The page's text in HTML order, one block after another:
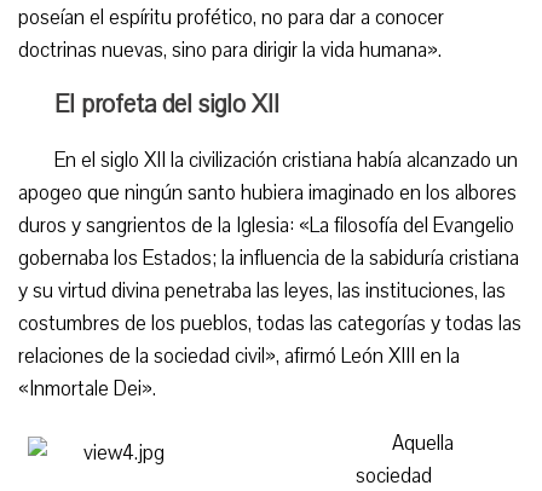
poseían el espíritu profético, no para dar a conocer
doctrinas nuevas, sino para dirigir la vida humana».
El profeta del siglo XII
En el siglo XII la civilización cristiana había alcanzado un
apogeo que ningún santo hubiera imaginado en los albores
duros y sangrientos de la Iglesia: «La filosofía del Evangelio
gobernaba los Estados; la influencia de la sabiduría cristiana
y su virtud divina penetraba las leyes, las instituciones, las
costumbres de los pueblos, todas las categorías y todas las
relaciones de la sociedad civil», afirmó León XIII en la
«Inmortale Dei».
Aquella
sociedad